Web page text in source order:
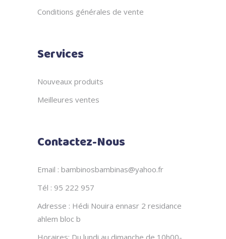
Conditions générales de vente
Services
Nouveaux produits
Meilleures ventes
Contactez-Nous
Email : bambinosbambinas@yahoo.fr
Tél : 95 222 957
Adresse : Hédi Nouira ennasr 2 residance
ahlem bloc b
Horaires: Du lundi au dimanche de 10h00-